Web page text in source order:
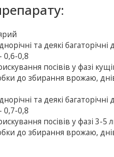
та деякі багаторічні
0,6-0,8
посівів у фазі
до збирання врожаю,
та деякі багаторічні
0,7-0,8
посівів у фазі 3-5
до збирання врожаю,